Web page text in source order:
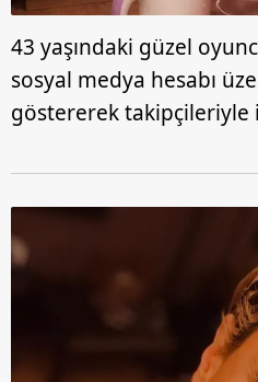
43 yaşındaki güzel
sosyal medya hesabı
göstererek takipçileriyle